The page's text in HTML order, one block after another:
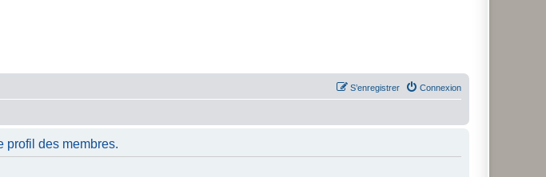
Connexion
S’enregistrer
profil des membres.